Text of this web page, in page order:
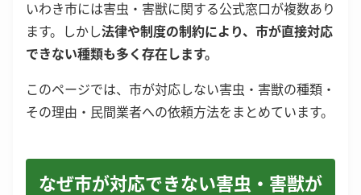
いわき市には害虫・害獣に関する公式窓口が複数あり
ます。しかし法律や制度の制約により、市が直接対応
できない種類も多く存在します。
このページでは、市が対応しない害虫・害獣の種類・
その理由・民間業者への依頼方法をまとめています。
なぜ市が対応できない害虫・害獣が